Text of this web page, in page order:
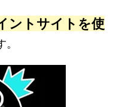
ントサイトを使